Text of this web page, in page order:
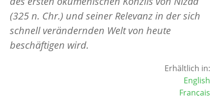
(325 n. Chr.) und seiner Relevanz in der sich
schnell verändernden Welt von heute
beschäftigen wird.
Erhältlich in:
English
Français